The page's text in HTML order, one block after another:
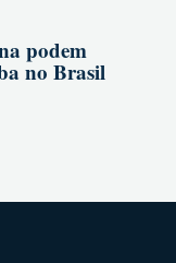
podem
no Brasil